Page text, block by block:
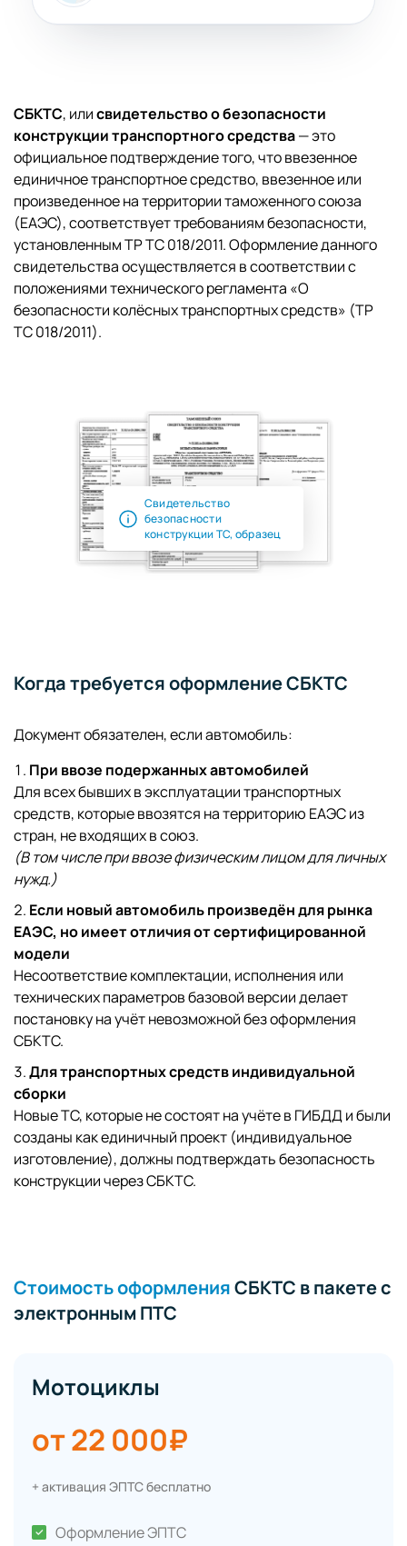
СБКТС, илисвидетельство о безопасности
конструкции транспортного средства— это
официальное подтверждение того, что ввезенное
единичное транспортное средство, ввезенное или
произведенное на территории таможенного союза
(ЕАЭС), соответствует требованиям безопасности,
установленным ТР ТС 018/2011. Оформление данного
свидетельства осуществляется в соответствии с
положениями технического регламента «О
безопасности колёсных транспортных средств» (ТР
ТС 018/2011).
Свидетельство
безопасности
конструкции ТС, образец
Когда требуется оформление СБКТС
Документ обязателен, если автомобиль:
При ввозе подержанных автомобилей
Для всех бывших в эксплуатации транспортных
средств, которые ввозятся на территорию ЕАЭС из
стран, не входящих в союз.
(В том числе при ввозе физическим лицом для личных
нужд.)
Если новый автомобиль произведён для рынка
ЕАЭС, но имеет отличия от сертифицированной
модели
Несоответствие комплектации, исполнения или
технических параметров базовой версии делает
постановку на учёт невозможной без оформления
СБКТС.
Для транспортных средств индивидуальной
сборки
Новые ТС, которые не состоят на учёте в ГИБДД и были
созданы как единичный проект (индивидуальное
изготовление), должны подтверждать безопасность
конструкции через СБКТС.
Стоимость оформленияСБКТС в пакете с
электронным ПТС
Мотоциклы
от 22 000₽
+ активация ЭПТС бесплатно
Оформление ЭПТС